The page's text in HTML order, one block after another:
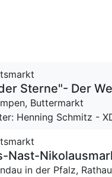
Sterne"- Der
Buttermarkt
Henning Schmitz -
Nast-
in der Pfalz,